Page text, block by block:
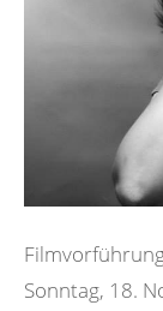
Sonntag, 18.